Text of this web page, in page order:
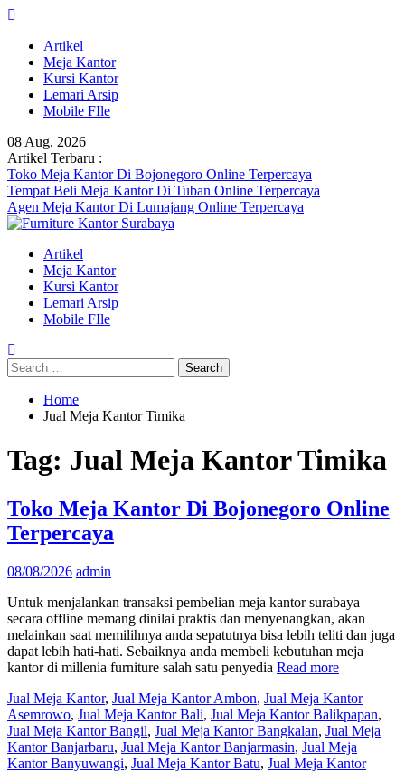
Skip
contentArtikel
Meja Kantor
Kursi Kantor
Lemari Arsip
Mobile FIle
08 Aug, 2026
Artikel Terbaru :
Toko Meja Kantor Di Bojonegoro Online Terpercaya
Tempat Beli Meja Kantor Di Tuban Online Terpercaya
Agen Meja Kantor Di Lumajang Online Terpercaya
Artikel
Meja Kantor
Kursi Kantor
Lemari Arsip
Mobile FIle
Search
for:
Home
Jual Meja Kantor Timika
Tag: Jual Meja Kantor Timika
Toko Meja Kantor Di Bojonegoro Online
Terpercaya
08/08/2026 admin
Untuk menjalankan transaksi pembelian meja kantor surabaya
secara offline memang dinilai praktis dan menyenangkan, akan
melainkan saat memilihnya anda sepatutnya bisa lebih teliti dan juga
dapat lebih hati-hati. Sebaiknya anda membeli kebutuhan meja
kantor di millenia furniture salah satu penyedia Read more
Jual Meja Kantor, Jual Meja Kantor Ambon, Jual Meja Kantor
Asemrowo, Jual Meja Kantor Bali, Jual Meja Kantor Balikpapan,
Jual Meja Kantor Bangil, Jual Meja Kantor Bangkalan, Jual Meja
Kantor Banjarbaru, Jual Meja Kantor Banjarmasin, Jual Meja
Kantor Banyuwangi, Jual Meja Kantor Batu, Jual Meja Kantor